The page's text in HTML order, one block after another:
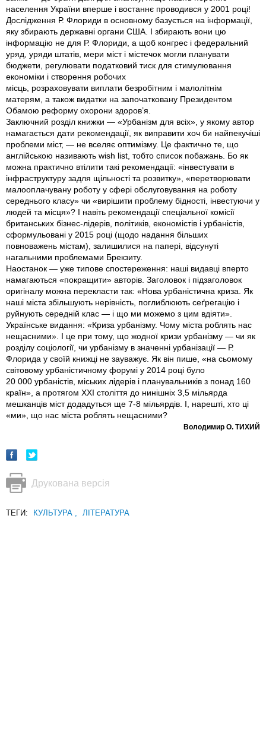
населення України вперше і востаннє проводився у 2001 році!
Дослідження Р. Флориди в основному базується на інформації,
яку збирають державні органи США. І збирають вони цю
інформацію не для Р. Флориди, а щоб конгрес і федеральний
уряд, уряди штатів, мери міст і містечок могли планувати
бюджети, регулювати податковий тиск для стимулювання
економіки і створення робочих
місць, розраховувати виплати безробітним і малолітнім
матерям, а також видатки на започатковану Президентом
Обамою реформу охорони здоров’я.
Заключний розділ книжки — «Урбанізм для всіх», у якому автор
намагається дати рекомендації, як виправити хоч би найпекучіші
проблеми міст, — не вселяє оптимізму. Це фактично те, що
англійською називають wish list, тобто список побажань. Бо як
можна практично втілити такі рекомендації: «інвестувати в
інфраструктуру задля щільності та розвитку», «перетворювати
малооплачувану роботу у сфері обслуговування на роботу
середнього класу» чи «вирішити проблему бідності, інвестуючи у
людей та місця»? І навіть рекомендації спеціальної комісії
британських бізнес-лідерів, політиків, економістів і урбаністів,
сформульовані у 2015 році (щодо надання більших
повноважень містам), залишилися на папері, відсунуті
нагальними проблемами Брекзиту.
Наостанок — уже типове спостереження: наші видавці вперто
намагаються «покращити» авторів. Заголовок і підзаголовок
оригіналу можна перекласти так: «Нова урбаністична криза. Як
наші міста збільшують нерівність, поглиблюють сеґрегацію і
руйнують середній клас — і що ми можемо з цим вдіяти».
Українське видання: «Криза урбанізму. Чому міста роблять нас
нещасними». І це при тому, що жодної кризи урбанізму — чи як
розділу соціології, чи урбанізму в значенні урбанізації — Р.
Флорида у своїй книжці не зауважує. Як він пише, «на сьо­мому
світовому урбаністичному форумі у 2014 році було
20 000 урбаністів, міських лідерів і планувальників з понад 160
країн», а протягом ХХІ століття до нинішніх 3,5 мільярда
мешканців міст додадуться ще 7-8 мільярдів. І, нарешті, хто ці
«ми», що нас міста роблять нещасними?
Володимир О. ТИХИЙ
Друкована версія
ТЕГИ: КУЛЬТУРА , ЛІТЕРАТУРА